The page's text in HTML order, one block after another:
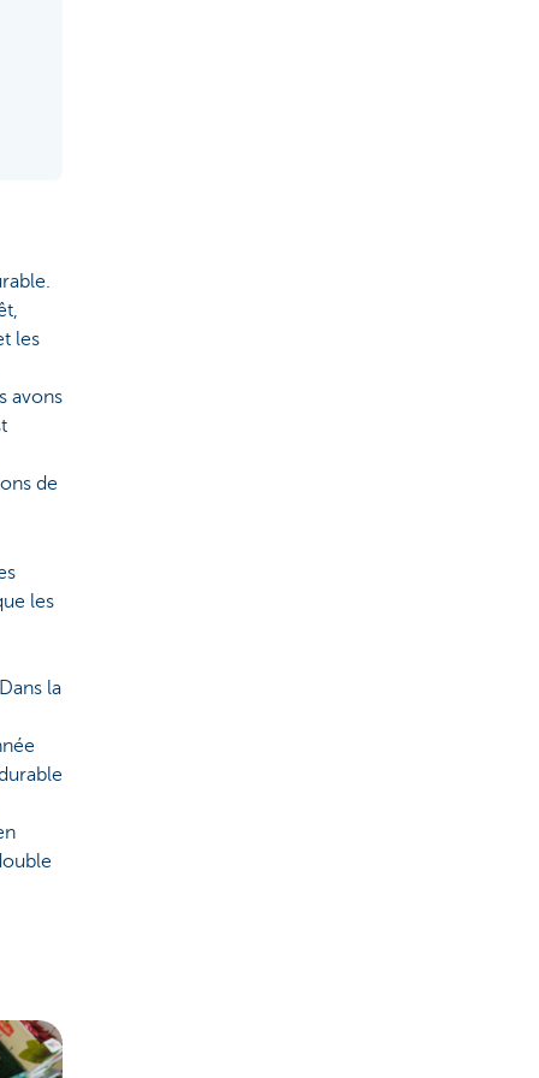
les
avons
de
les
la